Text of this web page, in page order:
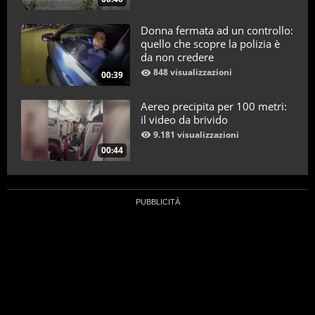
00:39
Donna fermata ad un controllo:
quello che scopre la polizia è
da non credere
848 visualizzazioni
00:44
Aereo precipita per 100 metri:
il video da brivido
9.181 visualizzazioni